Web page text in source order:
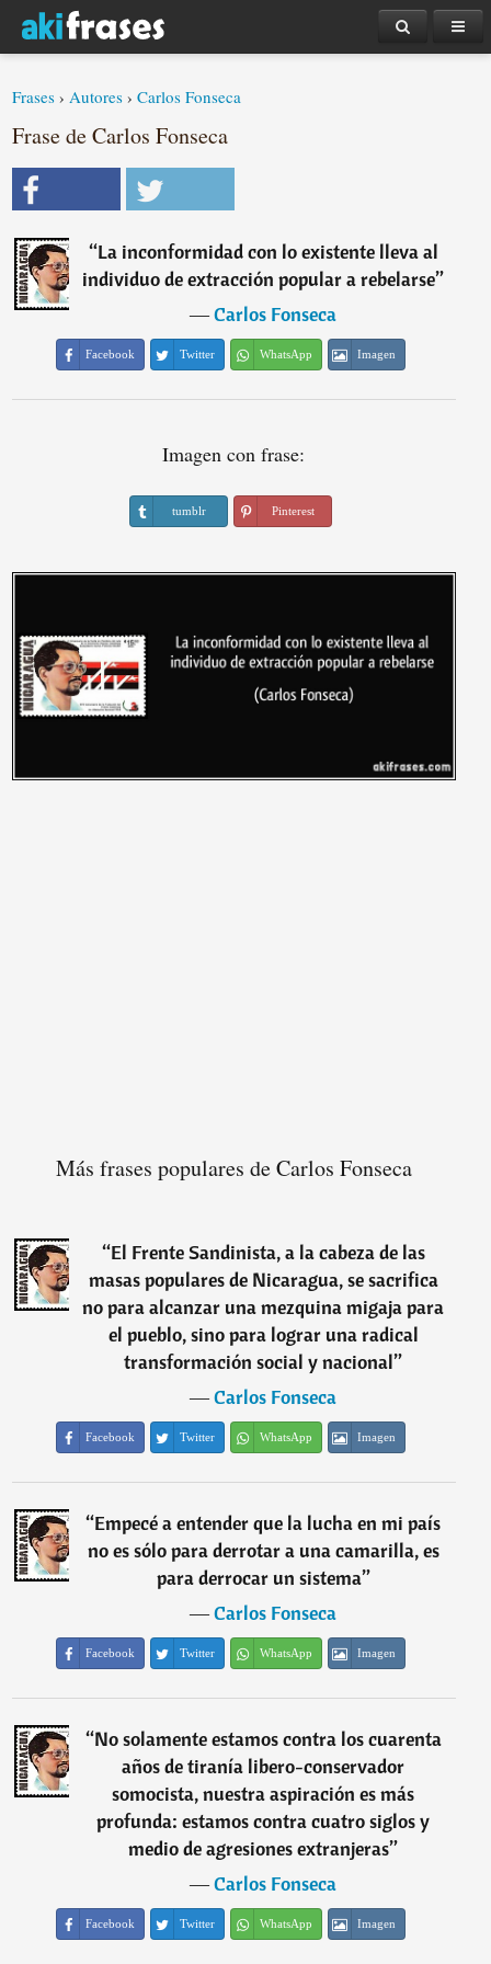
Frases ›Autores ›Carlos Fonseca
Frase de Carlos Fonseca
“La inconformidad con lo existente lleva al
individuo de extracción popular a rebelarse”
―Carlos Fonseca
Facebook Twitter WhatsApp Imagen
Imagen con frase:
tumblr Pinterest
Más frases populares de Carlos Fonseca
“El Frente Sandinista, a la cabeza de las
masas populares de Nicaragua, se sacrifica
no para alcanzar una mezquina migaja para
el pueblo, sino para lograr una radical
transformación social y nacional”
―Carlos Fonseca
Facebook Twitter WhatsApp Imagen
“Empecé a entender que la lucha en mi país
no es sólo para derrotar a una camarilla, es
para derrocar un sistema”
―Carlos Fonseca
Facebook Twitter WhatsApp Imagen
“No solamente estamos contra los cuarenta
años de tiranía libero-conservador
somocista, nuestra aspiración es más
profunda: estamos contra cuatro siglos y
medio de agresiones extranjeras”
―Carlos Fonseca
Facebook Twitter WhatsApp Imagen